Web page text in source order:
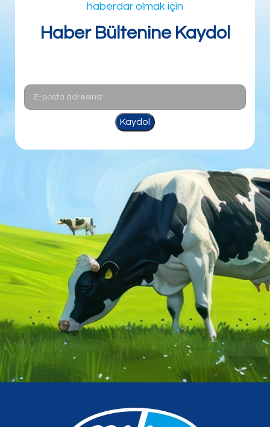
haberdar olmak için
Haber Bültenine Kaydol